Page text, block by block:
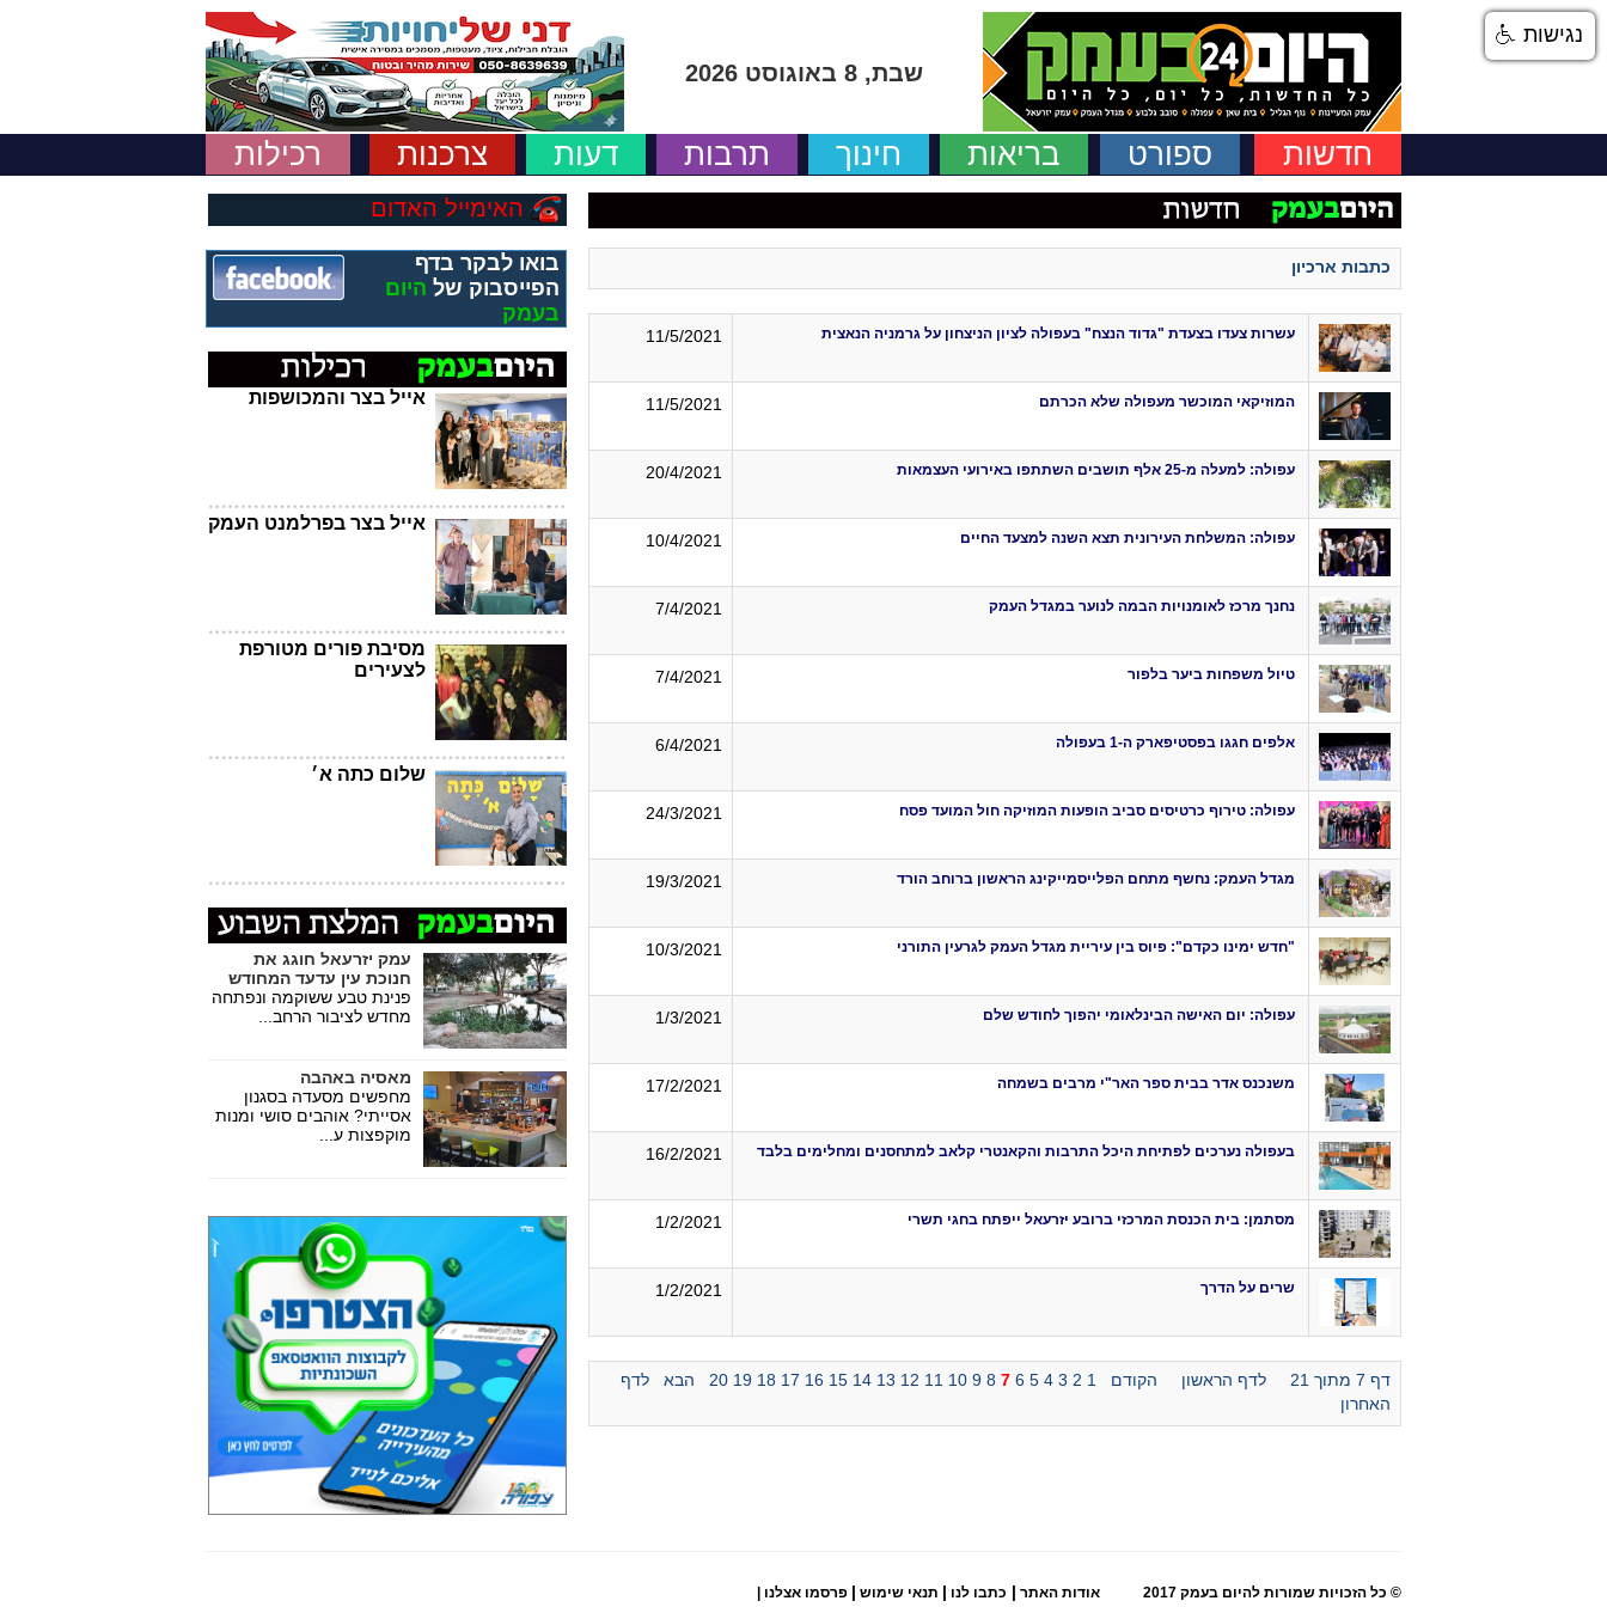
שבת, 8 באוגוסט 2026
חדשות ספורט בריאות חינוך תרבות דעות צרכנות רכילות
כתבות ארכיון
עשרות צעדו בצעדת "גדוד הנצח" בעפולה לציון הניצחון על גרמניה הנאצית 11/5/2021
המוזיקאי המוכשר מעפולה שלא הכרתם 11/5/2021
עפולה: למעלה מ-25 אלף תושבים השתתפו באירועי העצמאות 20/4/2021
עפולה: המשלחת העירונית תצא השנה למצעד החיים 10/4/2021
נחנך מרכז לאומנויות הבמה לנוער במגדל העמק 7/4/2021
טיול משפחות ביער בלפור 7/4/2021
אלפים חגגו בפסטיפארק ה-1 בעפולה 6/4/2021
עפולה: טירוף כרטיסים סביב הופעות המוזיקה חול המועד פסח 24/3/2021
מגדל העמק: נחשף מתחם הפלייסמייקינג הראשון ברוחב הורד 19/3/2021
"חדש ימינו כקדם": פיוס בין עיריית מגדל העמק לגרעין התורני 10/3/2021
עפולה: יום האישה הבינלאומי יהפוך לחודש שלם 1/3/2021
משנכנס אדר בבית ספר האר"י מרבים בשמחה 17/2/2021
בעפולה נערכים לפתיחת היכל התרבות והקאנטרי קלאב למתחסנים ומחלימים בלבד 16/2/2021
מסתמן: בית הכנסת המרכזי ברובע יזרעאל ייפתח בחגי תשרי 1/2/2021
שרים על הדרך 1/2/2021
דף 7 מתוך 21 לדף הראשון הקודם 1
2
3
4
5
6
7
8
9
10
11
12
13
14
15
16
17
18
19
20 הבא
לדף
האחרון
האימייל האדום
בואו לבקר בדף
הפייסבוק של היום
בעמק
אייל בצר והמכושפות
אייל בצר בפרלמנט העמק
מסיבת פורים מטורפת
לצעירים
שלום כתה א׳
עמק יזרעאל חוגג את
חנוכת עין עדעד המחודש
פנינת טבע ששוקמה ונפתחה
מחדש לציבור הרחב...
מאסיה באהבה
מחפשים מסעדה בסגנון
אסייתי? אוהבים סושי ומנות
מוקפצות ע...
© כל הזכויות שמורות להיום בעמק 2017 אודות האתר | כתבו לנו | תנאי שימוש | פרסמו אצלנו
נגישות